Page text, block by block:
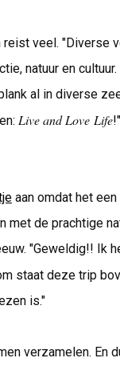
veel. "Diverse
natuur en
al in diverse
Live and Love Life!"
aan omdat het
met de prachtige
"Geweldig!! Ik
staat deze trip
is."
verzamelen. En